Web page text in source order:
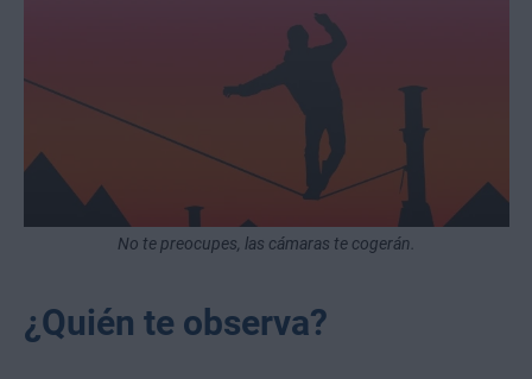
No te preocupes, las cámaras te cogerán.
¿Quién te observa?